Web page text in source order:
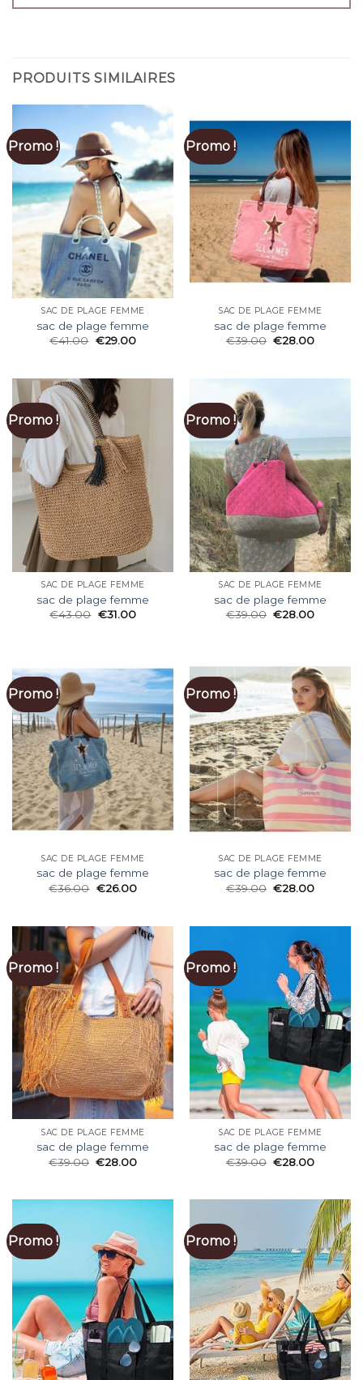
PRODUITS SIMILAIRES
Promo !
SAC DE PLAGE FEMME
sac de plage femme
€41.00 €29.00
Promo !
SAC DE PLAGE FEMME
sac de plage femme
€39.00 €28.00
Promo !
SAC DE PLAGE FEMME
sac de plage femme
€43.00 €31.00
Promo !
SAC DE PLAGE FEMME
sac de plage femme
€39.00 €28.00
Promo !
SAC DE PLAGE FEMME
sac de plage femme
€36.00 €26.00
Promo !
SAC DE PLAGE FEMME
sac de plage femme
€39.00 €28.00
Promo !
SAC DE PLAGE FEMME
sac de plage femme
€39.00 €28.00
Promo !
SAC DE PLAGE FEMME
sac de plage femme
€39.00 €28.00
Promo ! Promo !